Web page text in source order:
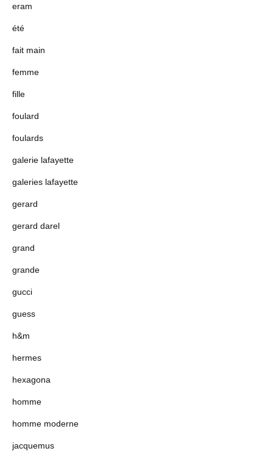
eram
été
fait main
femme
fille
foulard
foulards
galerie lafayette
galeries lafayette
gerard
gerard darel
grand
grande
gucci
guess
h&m
hermes
hexagona
homme
homme moderne
jacquemus